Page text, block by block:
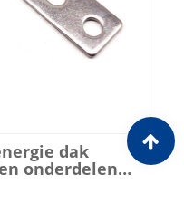
dak
onderdelen